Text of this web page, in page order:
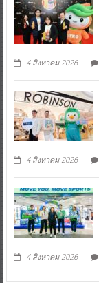
4 สิงหาคม 2026
4 สิงหาคม 2026
4 สิงหาคม 2026